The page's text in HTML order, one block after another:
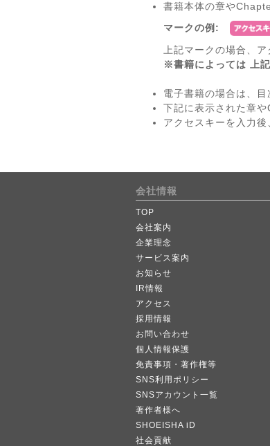
書籍本体の章や
マークの例:
上記マークの場合、ア
※書籍によっては 上
電子書籍の場合は、目
下記に表示された章
アクセスキーを入力
会社情報
TOP
会社案内
企業理念
サービス案内
お知らせ
IR情報
アクセス
採用情報
お問い合わせ
個人情報保護
免責事項・著作権等
SNS利用ポリシー
SNSアカウント一覧
著作者様へ
SHOEISHA iD
社会貢献